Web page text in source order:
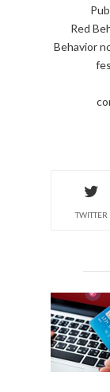
Red
Behavior
TWITTER